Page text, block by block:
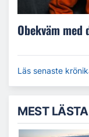
Obekväm med
Läs senaste
MEST LÄSTA